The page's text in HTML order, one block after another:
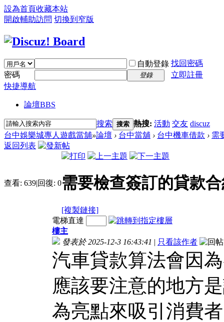
設為首頁收藏本站
開啟輔助訪問 切換到窄版
自動登錄 找回密碼
密碼
登錄
立即註冊
快捷導航
論壇BBS
搜索 搜索 熱搜: 活動 交友 discuz
台中娛樂城專人遊戲當舖»論壇 › 台中當舖 › 台中機車借款 › 需
返回列表
查看: 639|回復: 0需要檢查簽訂的貸款
[複製鏈接]
電梯直達
樓主
發表於 2025-12-3 16:43:41 | 只看該作者
汽車貸款算法會因
應該要注意的地方
為亮點來吸引消費